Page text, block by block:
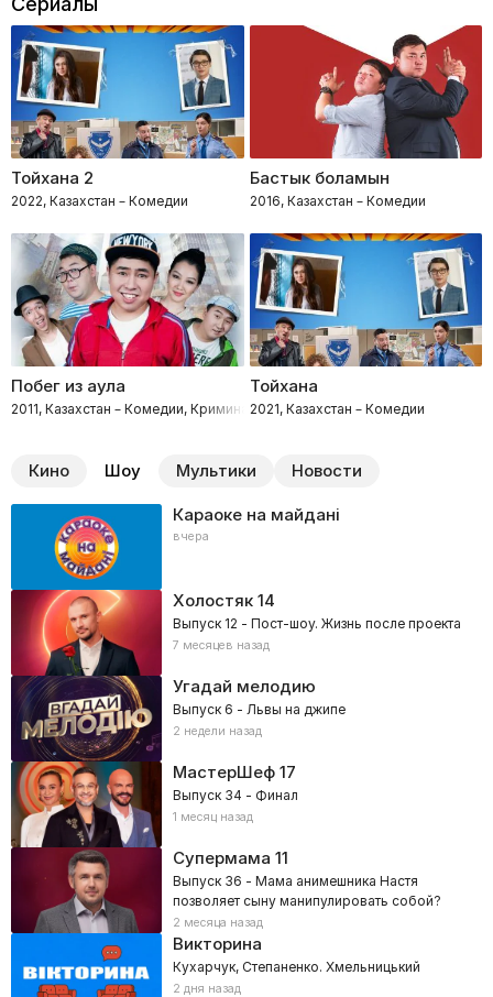
Стоит также отметить, что, начиная с 2010 года
команда «7 канала» занялась активным развитием
их присутствия в интернет-пространстве, а в 2023 году
запустили полное обновление телеканала.
Смотрите «Седьмой канал» онлайн в хорошем качестве
на нашем сайте — Liveam.tv.
Тойхана 2
2022, Казахстан – Комедии
Бастык боламын
2016, Казахстан – Комедии
Побег из аула
2011, Казахстан – Комедии, Криминал
Тойхана
2021, Казахстан – Комедии
Кино Шоу Мультики Новости
Караоке на майдані
вчера
Холостяк14
Выпуск 12 - Пост-шоу. Жизнь после проекта
7 месяцев назад
Угадай мелодию
Выпуск 6 - Львы на джипе
2 недели назад
МастерШеф17
Выпуск 34 - Финал
1 месяц назад
Супермама 11
Выпуск 36 - Мама анимешника Настя
позволяет сыну манипулировать собой?
2 месяца назад
Викторина
Кухарчук, Степаненко. Хмельницький
2 дня назад